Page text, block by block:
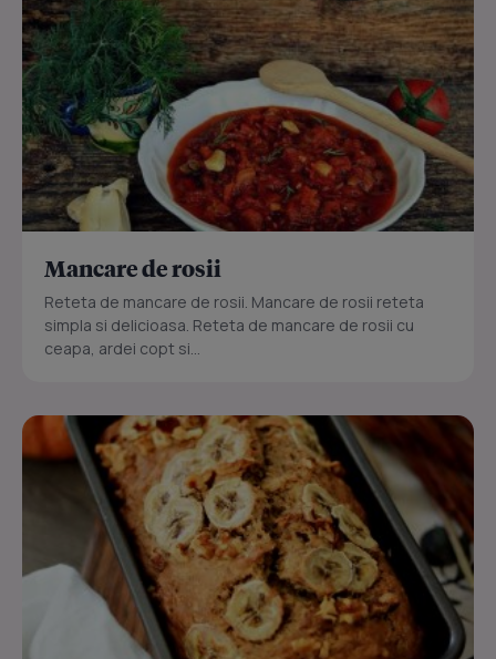
Mancare de rosii
Reteta de mancare de rosii. Mancare de rosii reteta
simpla si delicioasa. Reteta de mancare de rosii cu
ceapa, ardei copt si...